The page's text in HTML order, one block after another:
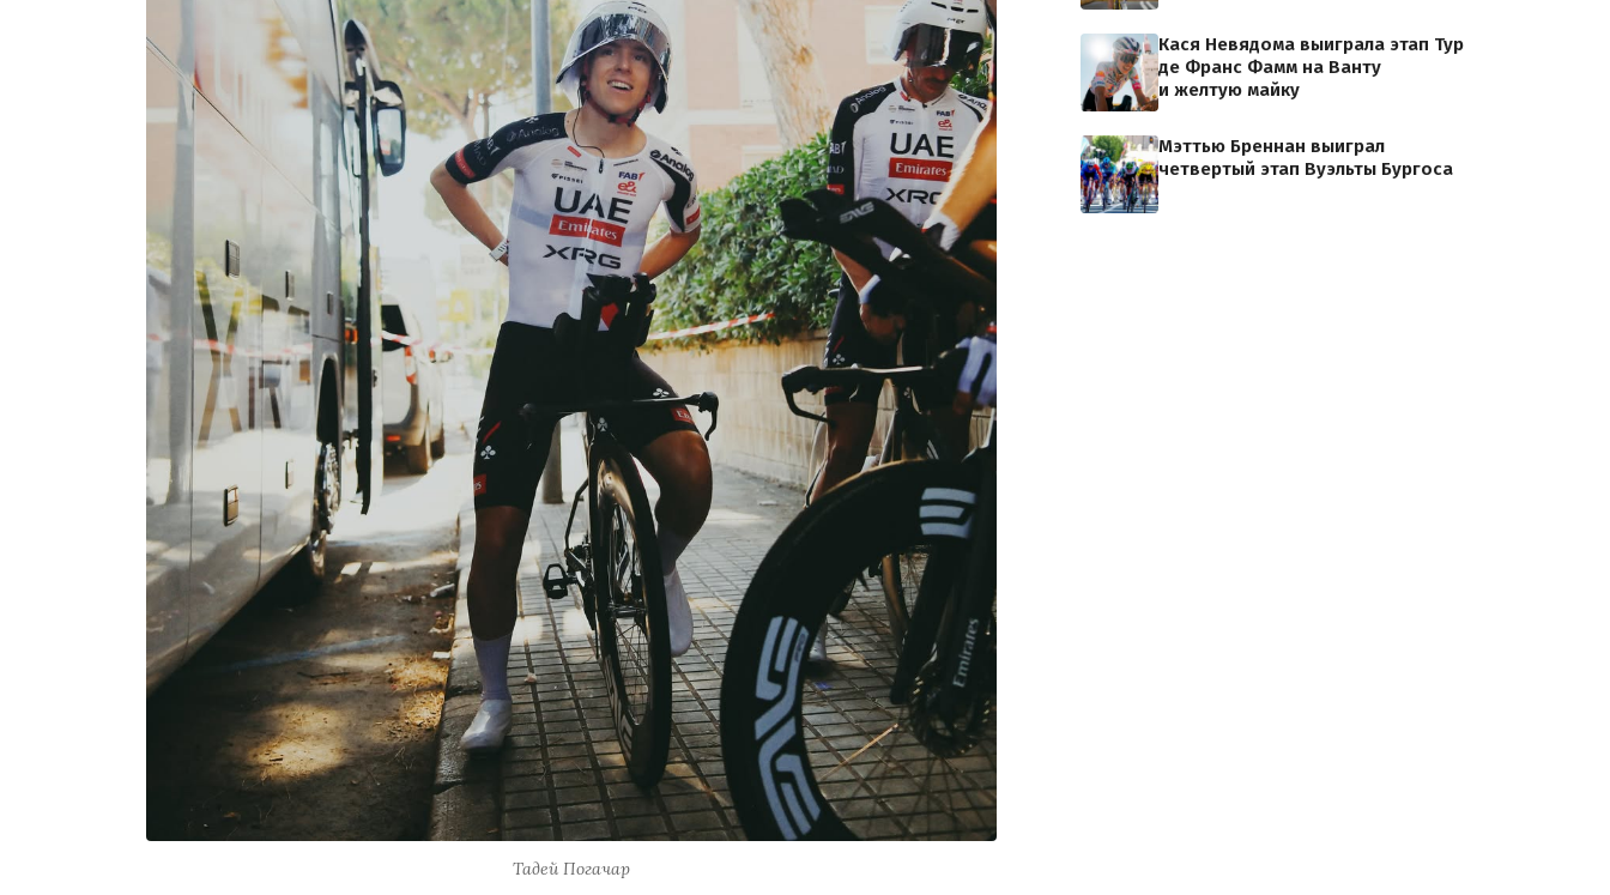
Тадей Погачар
Кася Невядома выиграла этап Тур
де Франс Фамм на Ванту
и желтую майку
Мэттью Бреннан выиграл
четвертый этап Вуэльты Бургоса